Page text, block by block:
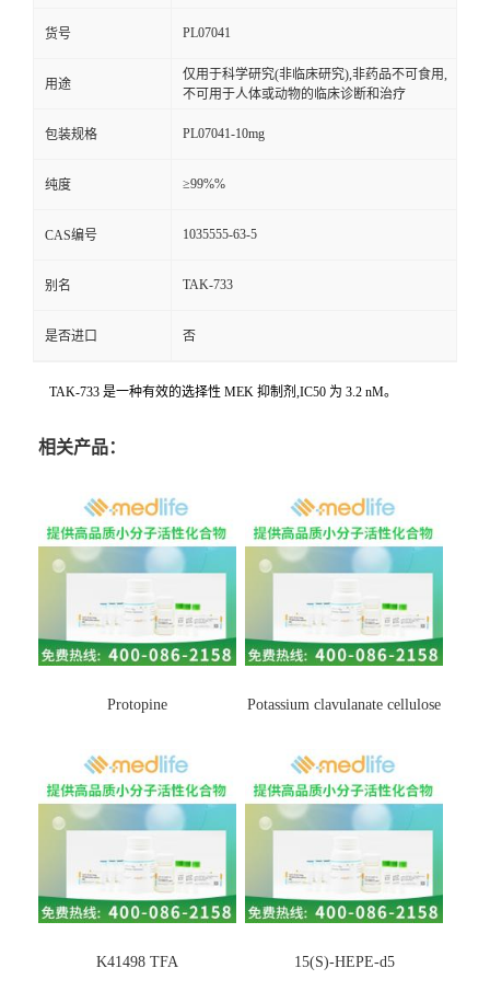
货号 PL07041
用途
仅用于科学研究(非临床研究),非药品不可食用,
不可用于人体或动物的临床诊断和治疗
包装规格 PL07041-10mg
纯度 ≥99%%
CAS编号 1035555-63-5
别名 TAK-733
是否进口 否
TAK-733 是一种有效的选择性 MEK 抑制剂,IC50 为 3.2 nM。
相关产品：
Protopine Potassium clavulanate cellulose
K41498 TFA 15(S)-HEPE-d5